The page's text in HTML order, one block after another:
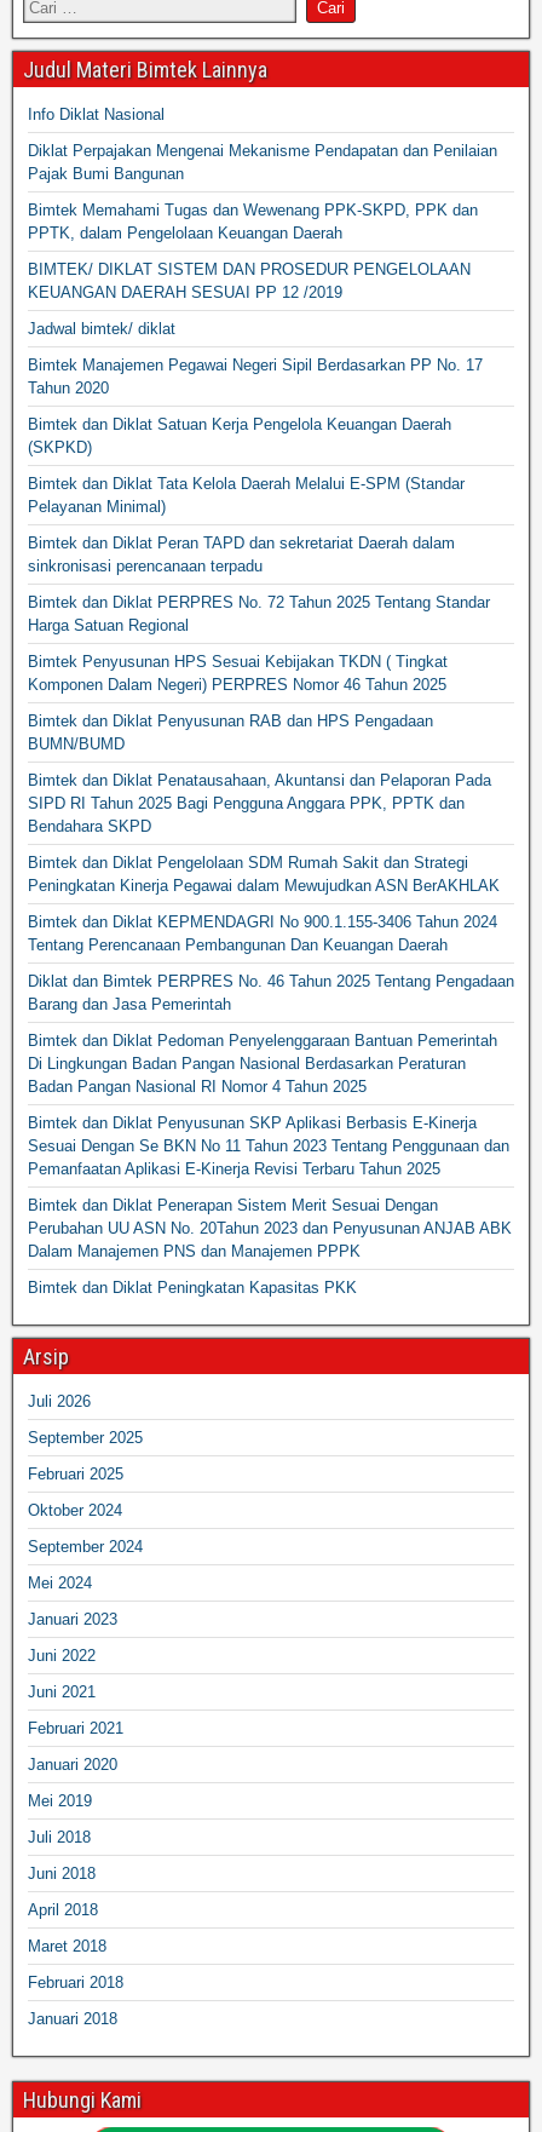
Judul Materi Bimtek Lainnya
Info Diklat Nasional
Diklat Perpajakan Mengenai Mekanisme Pendapatan dan Penilaian
Pajak Bumi Bangunan
Bimtek Memahami Tugas dan Wewenang PPK-SKPD, PPK dan
PPTK, dalam Pengelolaan Keuangan Daerah
BIMTEK/ DIKLAT SISTEM DAN PROSEDUR PENGELOLAAN
KEUANGAN DAERAH SESUAI PP 12 /2019
Jadwal bimtek/ diklat
Bimtek Manajemen Pegawai Negeri Sipil Berdasarkan PP No. 17
Tahun 2020
Bimtek dan Diklat Satuan Kerja Pengelola Keuangan Daerah
(SKPKD)
Bimtek dan Diklat Tata Kelola Daerah Melalui E-SPM (Standar
Pelayanan Minimal)
Bimtek dan Diklat Peran TAPD dan sekretariat Daerah dalam
sinkronisasi perencanaan terpadu
Bimtek dan Diklat PERPRES No. 72 Tahun 2025 Tentang Standar
Harga Satuan Regional
Bimtek Penyusunan HPS Sesuai Kebijakan TKDN ( Tingkat
Komponen Dalam Negeri) PERPRES Nomor 46 Tahun 2025
Bimtek dan Diklat Penyusunan RAB dan HPS Pengadaan
BUMN/BUMD
Bimtek dan Diklat Penatausahaan, Akuntansi dan Pelaporan Pada
SIPD RI Tahun 2025 Bagi Pengguna Anggara PPK, PPTK dan
Bendahara SKPD
Bimtek dan Diklat Pengelolaan SDM Rumah Sakit dan Strategi
Peningkatan Kinerja Pegawai dalam Mewujudkan ASN BerAKHLAK
Bimtek dan Diklat KEPMENDAGRI No 900.1.155-3406 Tahun 2024
Tentang Perencanaan Pembangunan Dan Keuangan Daerah
Diklat dan Bimtek PERPRES No. 46 Tahun 2025 Tentang Pengadaan
Barang dan Jasa Pemerintah
Bimtek dan Diklat Pedoman Penyelenggaraan Bantuan Pemerintah
Di Lingkungan Badan Pangan Nasional Berdasarkan Peraturan
Badan Pangan Nasional RI Nomor 4 Tahun 2025
Bimtek dan Diklat Penyusunan SKP Aplikasi Berbasis E-Kinerja
Sesuai Dengan Se BKN No 11 Tahun 2023 Tentang Penggunaan dan
Pemanfaatan Aplikasi E-Kinerja Revisi Terbaru Tahun 2025
Bimtek dan Diklat Penerapan Sistem Merit Sesuai Dengan
Perubahan UU ASN No. 20Tahun 2023 dan Penyusunan ANJAB ABK
Dalam Manajemen PNS dan Manajemen PPPK
Bimtek dan Diklat Peningkatan Kapasitas PKK
Arsip
Juli 2026
September 2025
Februari 2025
Oktober 2024
September 2024
Mei 2024
Januari 2023
Juni 2022
Juni 2021
Februari 2021
Januari 2020
Mei 2019
Juli 2018
Juni 2018
April 2018
Maret 2018
Februari 2018
Januari 2018
Hubungi Kami